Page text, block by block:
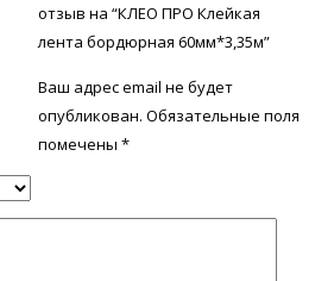
отзыв на “КЛЕО ПРО Клейкая
лента бордюрная 60мм*3,35м”
Ваш адрес email не будет
опубликован. Обязательные поля
помечены*